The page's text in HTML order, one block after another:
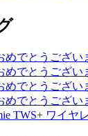
めでとうござい
めでとうござい
めでとうござい
めでとうござい
TWS+ ワイヤ